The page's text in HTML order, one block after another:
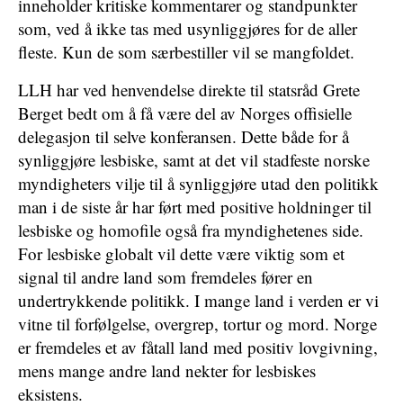
inneholder kritiske kommentarer og standpunkter
som, ved å ikke tas med usynliggjøres for de aller
fleste. Kun de som særbestiller vil se mangfoldet.
LLH har ved henvendelse direkte til statsråd Grete
Berget bedt om å få være del av Norges offisielle
delegasjon til selve konferansen. Dette både for å
synliggjøre lesbiske, samt at det vil stadfeste norske
myndigheters vilje til å synliggjøre utad den politikk
man i de siste år har ført med positive holdninger til
lesbiske og homofile også fra myndighetenes side.
For lesbiske globalt vil dette være viktig som et
signal til andre land som fremdeles fører en
undertrykkende politikk. I mange land i verden er vi
vitne til forfølgelse, overgrep, tortur og mord. Norge
er fremdeles et av fåtall land med positiv lovgivning,
mens mange andre land nekter for lesbiskes
eksistens.